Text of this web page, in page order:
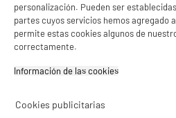
★★★★★
★★★★★
compare_product
Número de
Visualización :
469€ 94
personalización. Pueden ser
partes cuyos servicios hemos agregado
permite estas cookies algunos de
correctamente.
Información de las cookies‎
Cookies publicitarias